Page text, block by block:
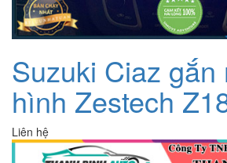
Suzuki Ciaz gắn
hình Zestech
Liên hệ